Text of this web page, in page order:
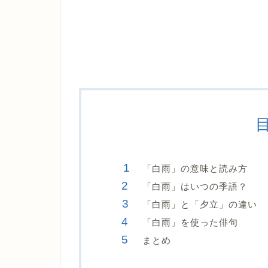
「白雨」の意味と読み方
「白雨」はいつの季語？
「白雨」と「夕立」の違い
「白雨」を使った俳句
まとめ